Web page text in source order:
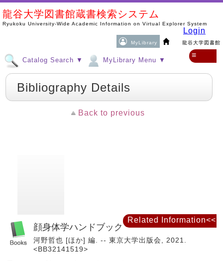
龍谷大学図書館蔵書検索システム
Ryukoku University-Wide Academic Information on Virtual Explorer System
MyLibrary 龍谷大学図書館
Login
Catalog Search ▼ MyLibrary Menu ▼
≡
Bibliography Details
Back to previous
顔身体学ハンドブック
河野哲也 [ほか] 編. -- 東京大学出版会, 2021.
<BB32141519>
Related Information<<